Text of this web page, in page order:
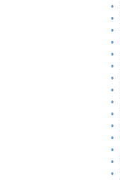
•
•
•
•
•
•
•
•
•
•
•
•
•
•
•